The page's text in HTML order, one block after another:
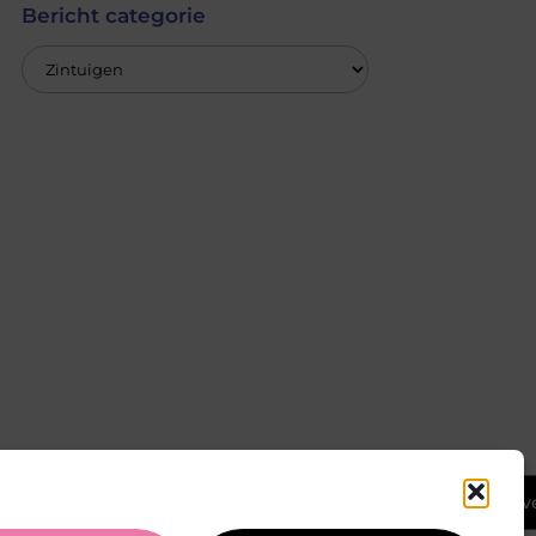
Ga Naar
Bericht categorie